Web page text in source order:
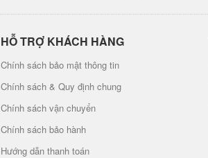
HỖ TRỢ KHÁCH HÀNG
Chính sách bảo mật thông tin
Chính sách & Quy định chung
Chính sách vận chuyển
Chính sách bảo hành
Hướng dẫn thanh toán